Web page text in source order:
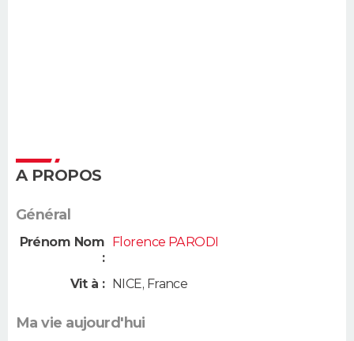
A PROPOS
Général
Prénom Nom
:
Florence PARODI
Vit à : NICE, France
Ma vie aujourd'hui